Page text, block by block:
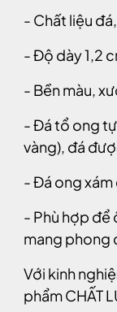
- Chất liệu
- Độ dày 1,2
- Bền màu,
- Đá tổ ong tự
vàng), đá
- Đá ong
- Phù hợp để
mang phong
Với kinh
phẩm CHẤT